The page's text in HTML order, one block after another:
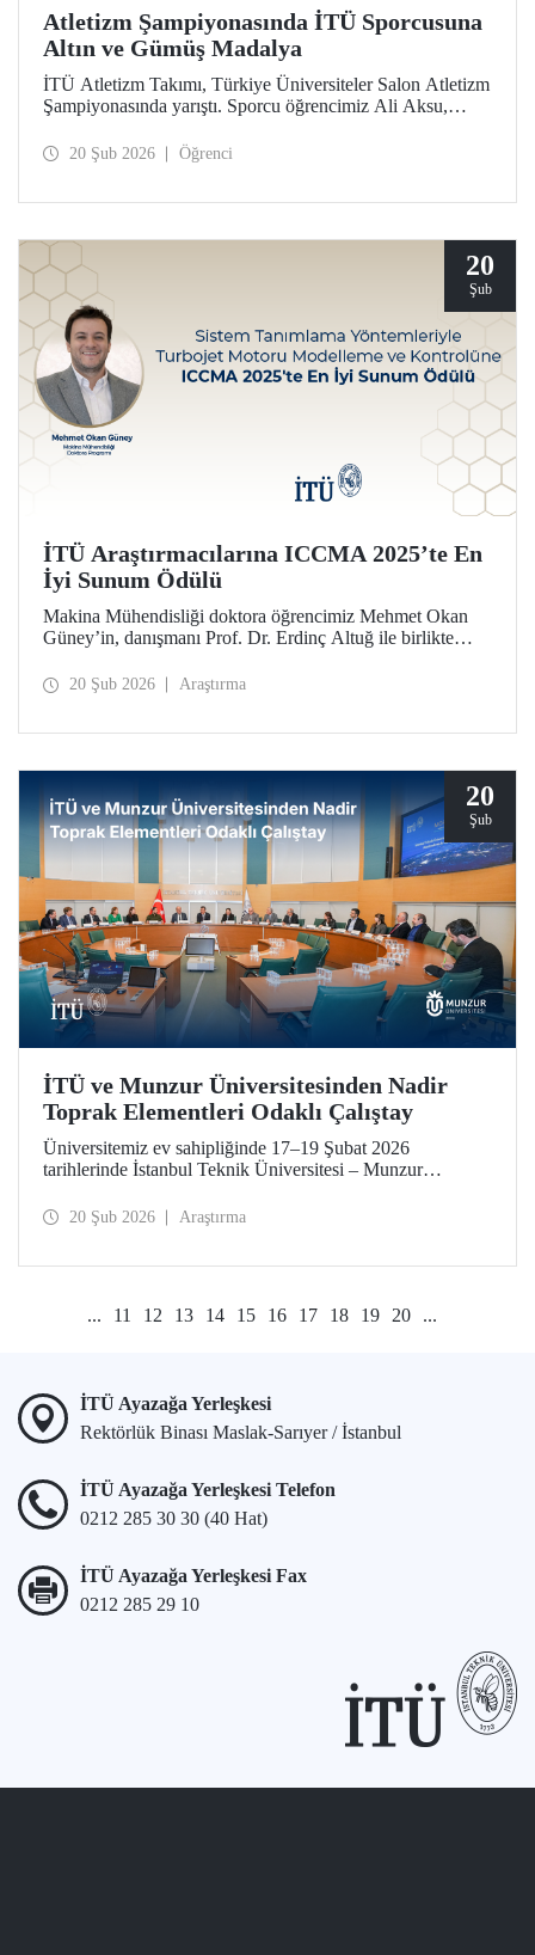
Atletizm Şampiyonasında İTÜ Sporcusuna
Altın ve Gümüş Madalya
İTÜ Atletizm Takımı, Türkiye Üniversiteler Salon Atletizm
Şampiyonasında yarıştı. Sporcu öğrencimiz Ali Aksu,
200 metrede gümüş madalyanın sahibi oldu.
20 Şub 2026 Öğrenci
20
Şub
İTÜ Araştırmacılarına ICCMA 2025’te En
İyi Sunum Ödülü
Makina Mühendisliği doktora öğrencimiz Mehmet Okan
Güney’in, danışmanı Prof. Dr. Erdinç Altuğ ile birlikte
konferansında sunduğu bildiri, “Karmaşık Sistemlerde
20 Şub 2026 Araştırma
20
Şub
İTÜ ve Munzur Üniversitesinden Nadir
Toprak Elementleri Odaklı Çalıştay
Üniversitemiz ev sahipliğinde 17–19 Şubat 2026
tarihlerinde İstanbul Teknik Üniversitesi – Munzur
düzenlendi. Her iki üniversiteden akademisyenler çalıştaya
20 Şub 2026 Araştırma
... 11 12 13 14 15 16 17 18 19 20 ...
İTÜ Ayazağa Yerleşkesi
Rektörlük Binası Maslak-Sarıyer / İstanbul
İTÜ Ayazağa Yerleşkesi Telefon
0212 285 30 30 (40 Hat)
İTÜ Ayazağa Yerleşkesi Fax
0212 285 29 10